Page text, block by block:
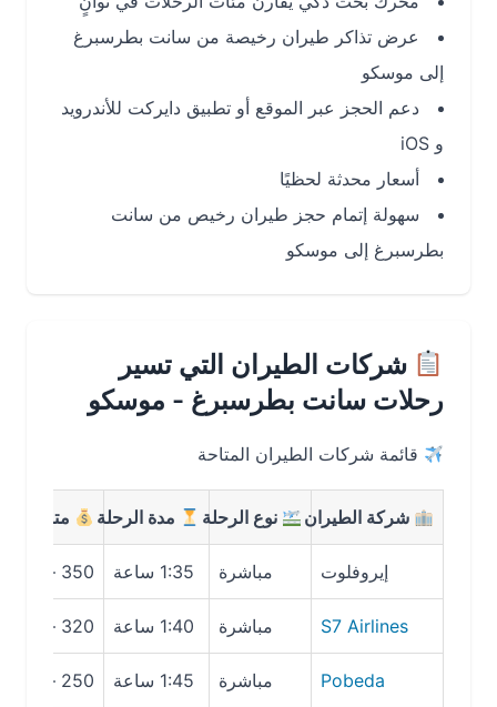
عرض تذاكر طيران رخيصة من سانت بطرسبرغ
إلى موسكو
دعم الحجز عبر الموقع أو تطبيق دايركت للأندرويد
أسعار محدثة لحظيًا
سهولة إتمام حجز طيران رخيص من سانت
بطرسبرغ إلى موسكو
شركات الطيران التي تسير
رحلات سانت بطرسبرغ - موسكو
قائمة شركات الطيران المتاحة
شركة الطيران نوع الرحلة مدة الرحلة متوسط السعر
إيروفلوت مباشرة 1:35 ساعة 350 – 500 ريال
S7 Airlines مباشرة 1:40 ساعة 320 – 480 ريال
Pobeda مباشرة 1:45 ساعة 250 – 380 ريال